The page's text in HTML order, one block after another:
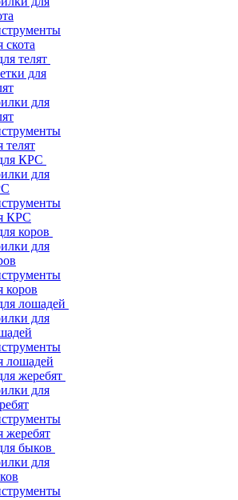
скота
телят
для
для
телят
КРС
для
КРС
коров
для
коров
лошадей
для
лошадей
жеребят
для
жеребят
быков
для